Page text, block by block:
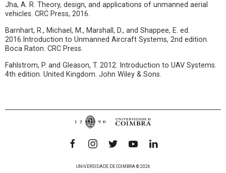
Jha, A. R. Theory, design, and applications of unmanned aerial
vehicles. CRC Press, 2016.
Barnhart, R., Michael, M., Marshall, D., and Shappee, E. ed.
2016.Introduction to Unmanned Aircraft Systems, 2nd edition.
Boca Raton. CRC Press.
Fahlstrom, P. and Gleason, T. 2012. Introduction to UAV Systems.
4th edition. United Kingdom. John Wiley & Sons.
UNIVERSIDADE DE COIMBRA © 2026